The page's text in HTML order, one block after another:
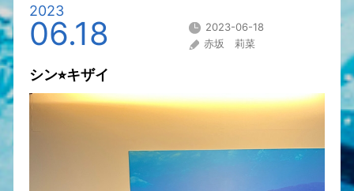
2023
06.18
2023-06-18
赤坂 莉菜
シン⭐︎キザイ